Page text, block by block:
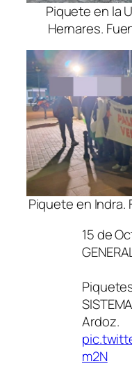
Piquete en la
Hernares.
Piquete en Indra.
15 de
Ardoz.
m2N